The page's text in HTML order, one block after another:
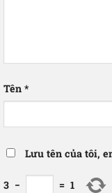
Tên *
Lưu tên của tôi,
3 − = 1